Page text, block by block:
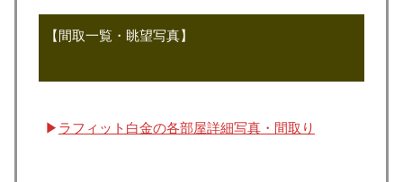
【間取一覧・眺望写真】
▶ ラフィット白金の各部屋詳細写真・間取り